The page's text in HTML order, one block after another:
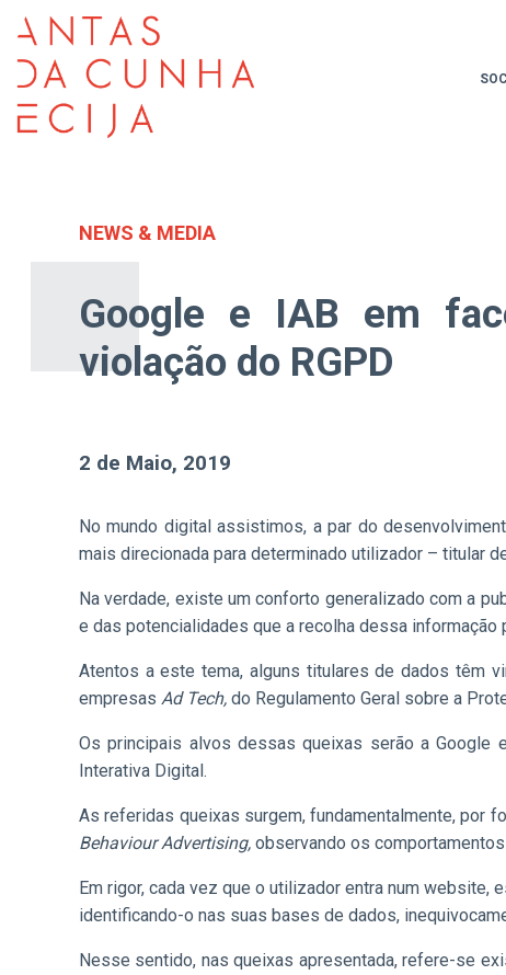
NEWS & MEDIA
Google e IAB em
violação do RGPD
2 de Maio, 2019
No mundo digital assistimos, a par do
mais direcionada para determinado utilizador – titular
Na verdade, existe um conforto generalizado com a
e das potencialidades que a recolha dessa
Atentos a este tema, alguns titulares de dados têm
empresas Ad Tech, do Regulamento Geral sobre a
Os principais alvos dessas queixas serão a Google
Interativa Digital.
As referidas queixas surgem, fundamentalmente, por
Behaviour Advertising, observando os
Em rigor, cada vez que o utilizador entra num
identificando-o nas suas bases de dados,
Nesse sentido, nas queixas apresentada, refere-se